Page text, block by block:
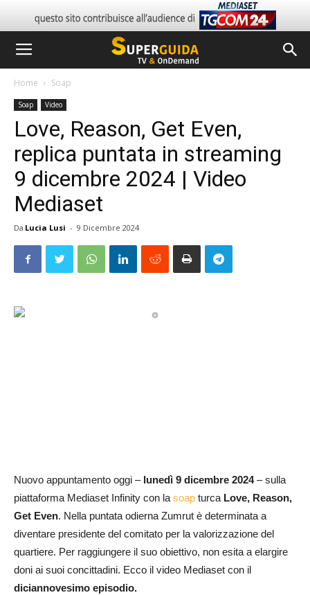
Home Soap
Soap Video
Love, Reason, Get Even,
replica puntata in streaming
9 dicembre 2024 | Video
Mediaset
Da Lucia Lusi - 9 Dicembre 2024
Nuovo appuntamento oggi – lunedì 9 dicembre 2024– sulla
piattaforma Mediaset Infinity con lasoap turca Love, Reason,
Get Even. Nella puntata odierna Zumrut è determinata a
diventare presidente del comitato per la valorizzazione del
quartiere. Per raggiungere il suo obiettivo, non esita a elargire
doni ai suoi concittadini. Ecco il video Mediaset con il
diciannovesimo episodio.